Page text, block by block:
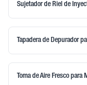
Sujetador de Riel de
Tapadera de Depurador
Toma de Aire Fresco para